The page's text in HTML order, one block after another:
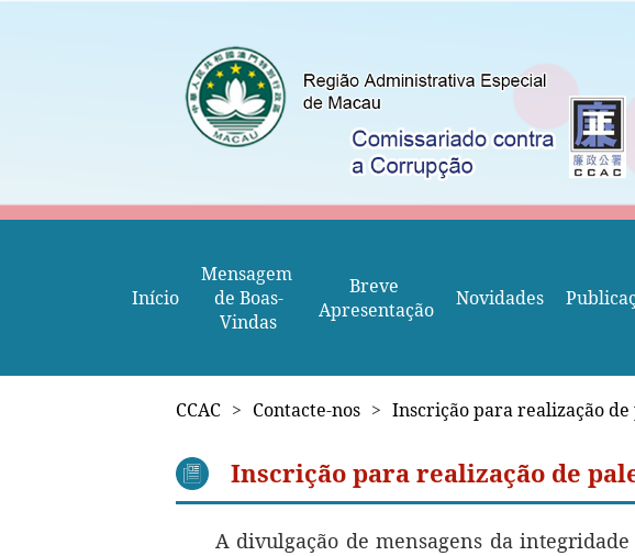
Início
Mensagem
de Boas-
Vindas
Breve
Apresentação
Novidades
CCAC > Contacte-nos > Inscrição para realização de
Inscrição para realização de
A divulgação de mensagens da